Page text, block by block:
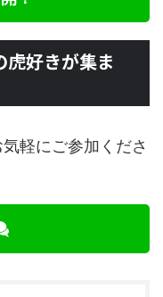
好きが集ま
軽にご参加くださ